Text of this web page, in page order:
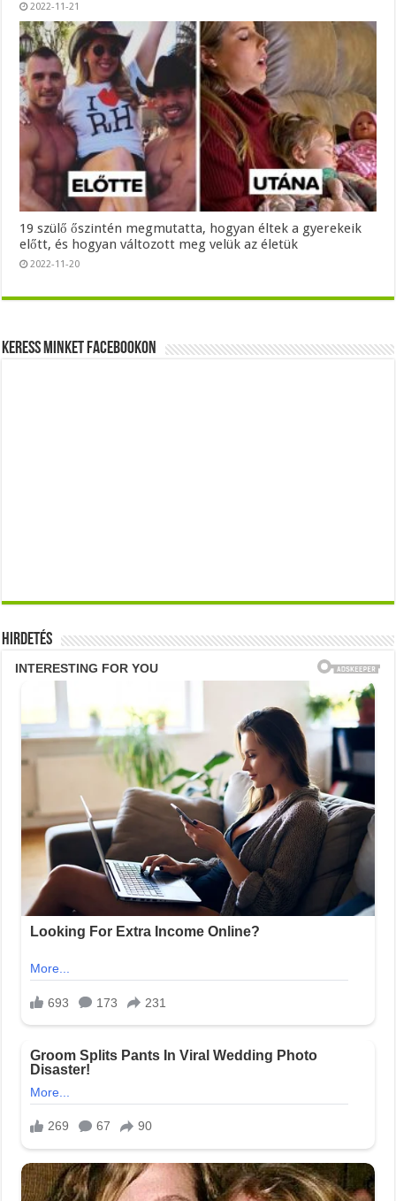
2022-11-21
19 szülő őszintén megmutatta, hogyan éltek a gyerekeik
előtt, és hogyan változott meg velük az életük
2022-11-20
Keress minket Facebookon
Hirdetés